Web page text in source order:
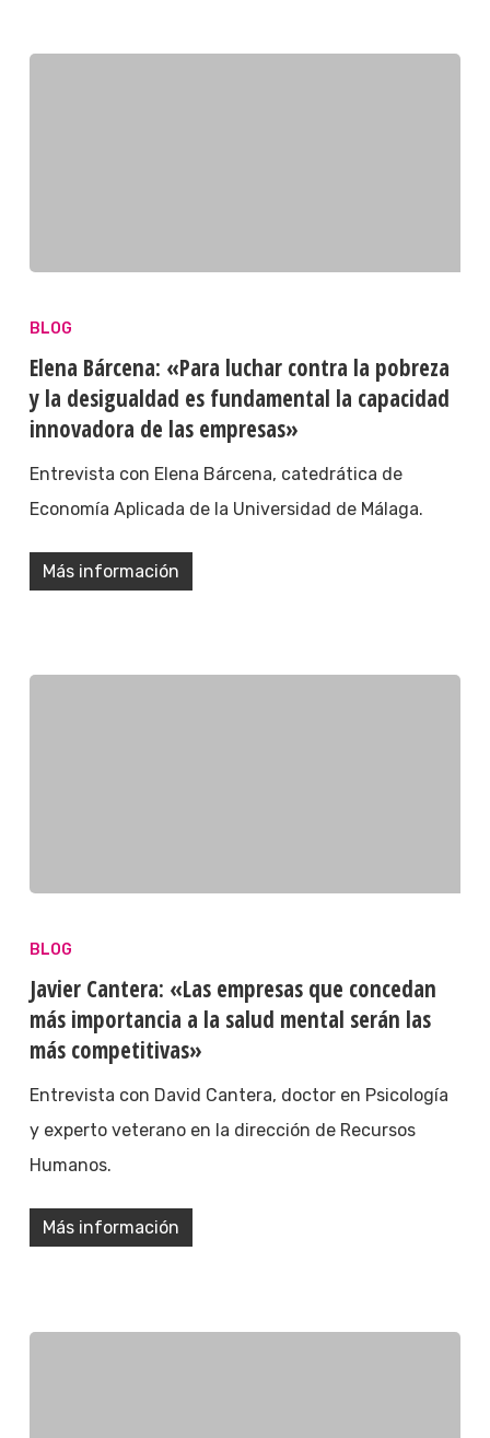
BLOG
Elena Bárcena: «Para luchar contra la pobreza
y la desigualdad es fundamental la capacidad
innovadora de las empresas»
Entrevista con Elena Bárcena, catedrática de
Economía Aplicada de la Universidad de Málaga.
Más información
BLOG
Javier Cantera: «Las empresas que concedan
más importancia a la salud mental serán las
más competitivas»
Entrevista con David Cantera, doctor en Psicología
y experto veterano en la dirección de Recursos
Humanos.
Más información